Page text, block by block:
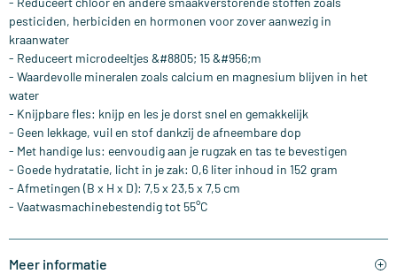
pesticiden, herbiciden en hormonen voor zover aanwezig in
kraanwater
- Reduceert microdeeltjes &#8805; 15 &#956;m
- Waardevolle mineralen zoals calcium en magnesium blijven in het
water
- Knijpbare fles: knijp en les je dorst snel en gemakkelijk
- Geen lekkage, vuil en stof dankzij de afneembare dop
- Met handige lus: eenvoudig aan je rugzak en tas te bevestigen
- Goede hydratatie, licht in je zak: 0,6 liter inhoud in 152 gram
- Afmetingen (B x H x D): 7,5 x 23,5 x 7,5 cm
- Vaatwasmachinebestendig tot 55°C
Meer informatie